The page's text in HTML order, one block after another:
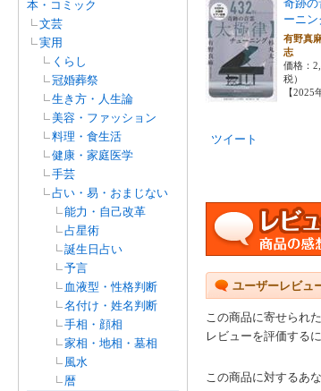
本・コミック
文芸
実用
くらし
冠婚葬祭
生き方・人生論
美容・ファッション
料理・食生活
健康・家庭医学
手芸
占い・易・おまじない
能力・自己改革
占星術
誕生日占い
予言
血液型・性格判断
名付け・姓名判断
手相・顔相
家相・地相・墓相
風水
暦
奇跡の
ーニン
有野真
志
価格：
税）
【2025
ツイート
ユーザーレビュ
この商品に寄せられ
レビューを評価する
この商品に対するあ